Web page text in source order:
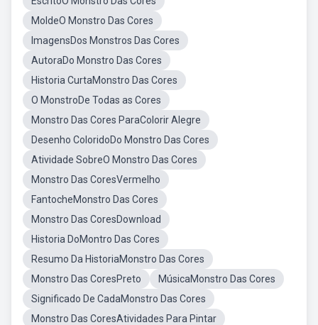
MoldeO Monstro Das Cores
ImagensDos Monstros Das Cores
AutoraDo Monstro Das Cores
Historia CurtaMonstro Das Cores
O MonstroDe Todas as Cores
Monstro Das Cores ParaColorir Alegre
Desenho ColoridoDo Monstro Das Cores
Atividade SobreO Monstro Das Cores
Monstro Das CoresVermelho
FantocheMonstro Das Cores
Monstro Das CoresDownload
Historia DoMontro Das Cores
Resumo Da HistoriaMonstro Das Cores
Monstro Das CoresPreto
MúsicaMonstro Das Cores
Significado De CadaMonstro Das Cores
Monstro Das CoresAtividades Para Pintar